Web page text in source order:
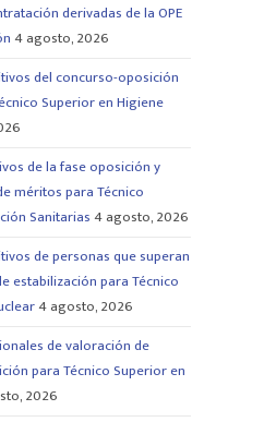
derivadas de la OPE
4 agosto, 2026
del concurso-oposición
Superior en Higiene
de la fase oposición y
méritos para Técnico
Sanitarias4 agosto, 2026
de personas que superan
estabilización para Técnico
4 agosto, 2026
de valoración de
para Técnico Superior en
2026